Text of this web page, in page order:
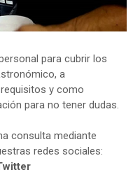
para cubrir los
a
y como
para no tener dudas.
consulta mediante
redes sociales: